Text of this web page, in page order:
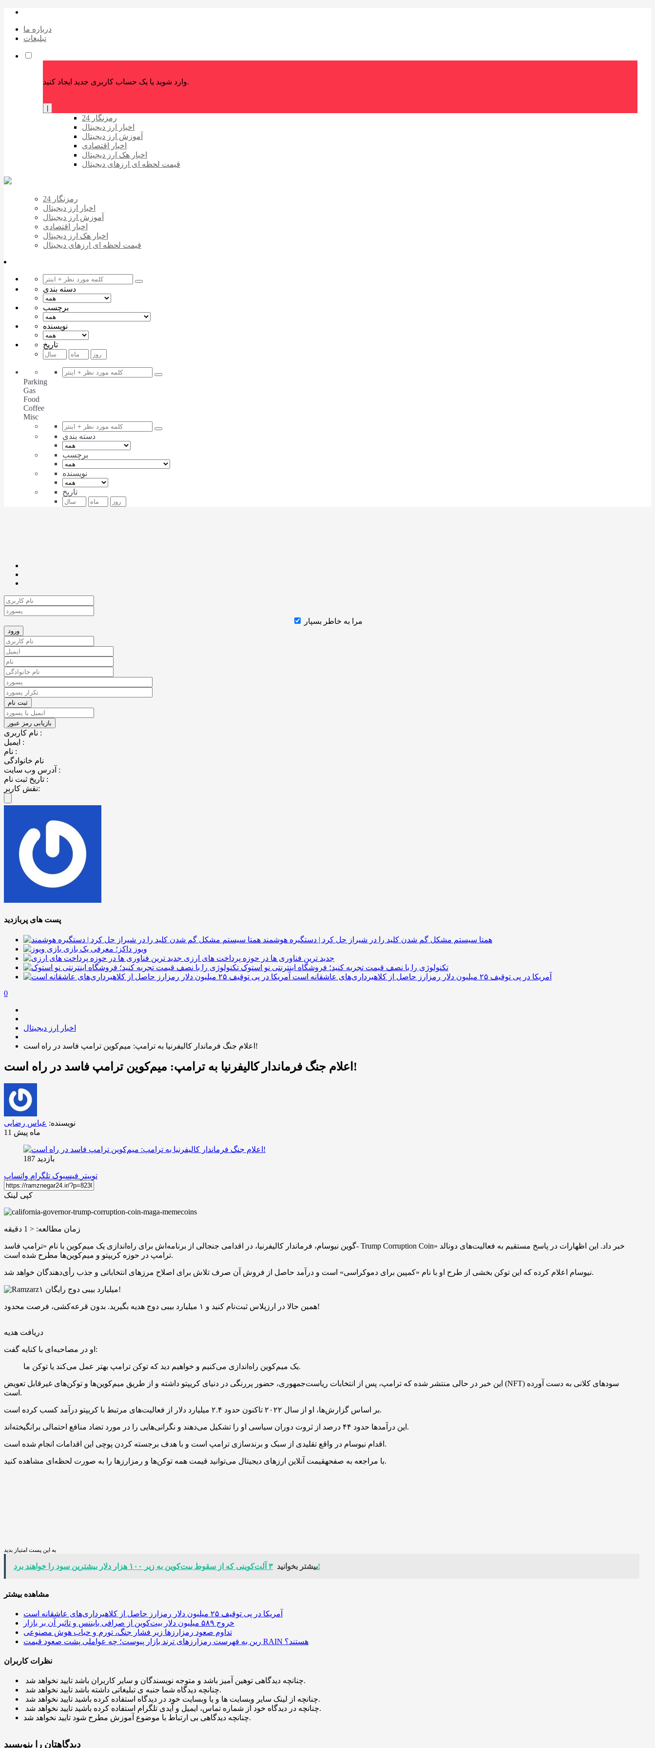
درباره ما
تبلیغات
وارد شوید یا یک حساب کاربری جدید ایجاد کنید.
رمزنگار 24
اخبار ارز دیجیتال
آموزش ارز دیجیتال
اخبار اقتصادی
اخبار هک ارز دیجیتال
قیمت لحظه ای ارزهای دیجیتال
رمزنگار 24
اخبار ارز دیجیتال
آموزش ارز دیجیتال
اخبار اقتصادی
اخبار هک ارز دیجیتال
قیمت لحظه ای ارزهای دیجیتال
دسته بندی
برچسب
نویسنده
تاریخ
Parking
Gas
Food
Coffee
Misc
دسته بندی
برچسب
نویسنده
تاریخ
مرا به خاطر بسپار
نام کاربری :
ایمیل :
نام :
نام خانوادگی
آدرس وب سایت :
تاریخ ثبت نام :
نقش کاربر:
پست های پربازدید
همتا سیستم مشکل گم شدن کلید را در شیراز حل کرد | دستگیره هوشمند
ویوز داکز؛ معرفی یک بازی
جدید ترین فناوری ها در حوزه پرداخت های ارزی
تکنولوژی را با نصف قیمت تجربه کنید؛ فروشگاه اینترنتی نو استوک
آمریکا در پی توقیف ۲۵ میلیون دلار رمزارز حاصل از کلاهبرداری‌های عاشقانه است
0
اخبار ارز دیجیتال
اعلام جنگ فرماندار کالیفرنیا به ترامپ: میم‌کوین ترامپ فاسد در راه است!
اعلام جنگ فرماندار کالیفرنیا به ترامپ: میم‌کوین ترامپ فاسد در راه است!
نویسنده: عباس رضایی
11 ماه پیش
بازدید 187
توییتر فیسبوک تلگرام واتساپ
کپی لینک
زمان مطالعه: < 1 دقیقه
گوین نیوسام، فرماندار کالیفرنیا، در اقدامی جنجالی از برنامه‌اش برای راه‌اندازی یک میم‌کوین با نام «ترامپ فاسد- Trump Corruption Coin» خبر داد. این اظهارات در پاسخ مستقیم به فعالیت‌های دونالد
ترامپ در حوزه کریپتو و میم‌کوین‌ها مطرح شده است.
نیوسام اعلام کرده که این توکن بخشی از طرح او با نام «کمپین برای دموکراسی» است و درآمد حاصل از فروش آن صرف تلاش برای اصلاح مرزهای انتخاباتی و جذب رأی‌دهندگان خواهد شد.
۱ میلیارد بیبی دوج رایگان!
همین حالا در ارزپلاس ثبت‌نام کنید و ۱ میلیارد بیبی دوج هدیه بگیرید. بدون قرعه‌کشی، فرصت محدود!
دریافت هدیه
او در مصاحبه‌ای با کنایه گفت:
یک میم‌کوین راه‌اندازی می‌کنیم و خواهیم دید که توکن ترامپ بهتر عمل می‌کند یا توکن ما.
این خبر در حالی منتشر شده که ترامپ، پس از انتخابات ریاست‌جمهوری، حضور پررنگی در دنیای کریپتو داشته و از طریق میم‌کوین‌ها و توکن‌های غیرقابل تعویض (NFT) سودهای کلانی به دست آورده
است.
بر اساس گزارش‌ها، او از سال ۲۰۲۲ تاکنون حدود ۲.۴ میلیارد دلار از فعالیت‌های مرتبط با کریپتو درآمد کسب کرده است.
این درآمدها حدود ۴۴ درصد از ثروت دوران سیاسی او را تشکیل می‌دهند و نگرانی‌هایی را در مورد تضاد منافع احتمالی برانگیخته‌اند.
اقدام نیوسام در واقع تقلیدی از سبک و برندسازی ترامپ است و با هدف برجسته کردن پوچی این اقدامات انجام شده است.
با مراجعه به صفحهقیمت آنلاین ارزهای دیجیتال می‌توانید قیمت همه توکن‌ها و رمزارزها را به صورت لحظه‌ای مشاهده کنید.
به این پست امتیاز بدید
بیشتر بخوانید۳ آلت‌کوینی که از سقوط بیت‌کوین به زیر ۱۰۰ هزار دلار بیشترین سود را خواهند برد!
مشاهده بیشتر
آمریکا در پی توقیف ۲۵ میلیون دلار رمزارز حاصل از کلاهبرداری‌های عاشقانه است
خروج ۵۸۹ میلیون دلار بیت‌کوین از صرافی بایننس و تاثیر آن بر بازار
تداوم صعود رمزارزها زیر فشار جنگ، تورم و حباب هوش مصنوعی
رین به فهرست رمزارزهای ترند بازار پیوست؛ چه عواملی پشت صعود قیمت RAIN هستند؟
نظرات کاربران
چنانچه دیدگاهی توهین آمیز باشد و متوجه نویسندگان و سایر کاربران باشد تایید نخواهد شد.
چنانچه دیدگاه شما جنبه ی تبلیغاتی داشته باشد تایید نخواهد شد.
چنانچه از لینک سایر وبسایت ها و یا وبسایت خود در دیدگاه استفاده کرده باشید تایید نخواهد شد.
چنانچه در دیدگاه خود از شماره تماس، ایمیل و آیدی تلگرام استفاده کرده باشید تایید نخواهد شد.
چنانچه دیدگاهی بی ارتباط با موضوع آموزش مطرح شود تایید نخواهد شد.
دیدگاهتان را بنویسید